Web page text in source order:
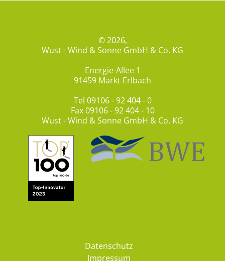
© 2026,
Wust - Wind & Sonne GmbH & Co. KG
Energie-Allee 1
91459 Markt Erlbach
Tel 09106 - 92 404 - 0
Fax 09106 - 92 404 - 10
Wust - Wind & Sonne GmbH & Co. KG
Datenschutz
Impressum